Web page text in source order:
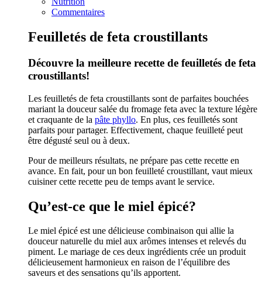
Commentaires
Feuilletés de feta croustillants
Découvre la meilleure recette de feuilletés de feta
croustillants!
Les feuilletés de feta croustillants sont de parfaites bouchées
mariant la douceur salée du fromage feta avec la texture légère
et craquante de la pâte phyllo. En plus, ces feuilletés sont
parfaits pour partager. Effectivement, chaque feuilleté peut
être dégusté seul ou à deux.
Pour de meilleurs résultats, ne prépare pas cette recette en
avance. En fait, pour un bon feuilleté croustillant, vaut mieux
cuisiner cette recette peu de temps avant le service.
Qu’est-ce que le miel épicé?
Le miel épicé est une délicieuse combinaison qui allie la
douceur naturelle du miel aux arômes intenses et relevés du
piment. Le mariage de ces deux ingrédients crée un produit
délicieusement harmonieux en raison de l’équilibre des
saveurs et des sensations qu’ils apportent.